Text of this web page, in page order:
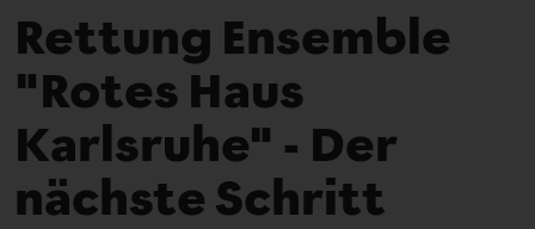
Rettung Ensemble
"Rotes Haus
Karlsruhe" - Der
nächste Schritt